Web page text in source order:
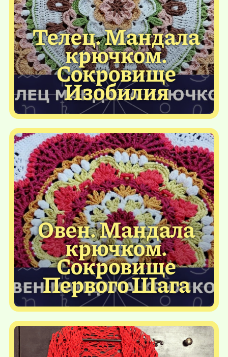
Телец. Мандала
крючком.
Сокровище
Изобилия
Овен. Мандала
крючком.
Сокровище
Первого Шага